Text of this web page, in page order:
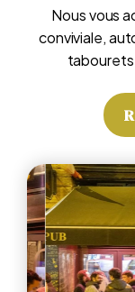
Nous vous
conviviale,
tabourets